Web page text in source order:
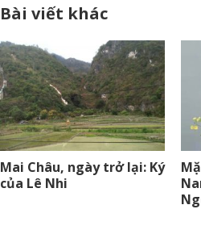
Bài viết khác
Mai Châu, ngày trở lại: Ký
của Lê Nhi